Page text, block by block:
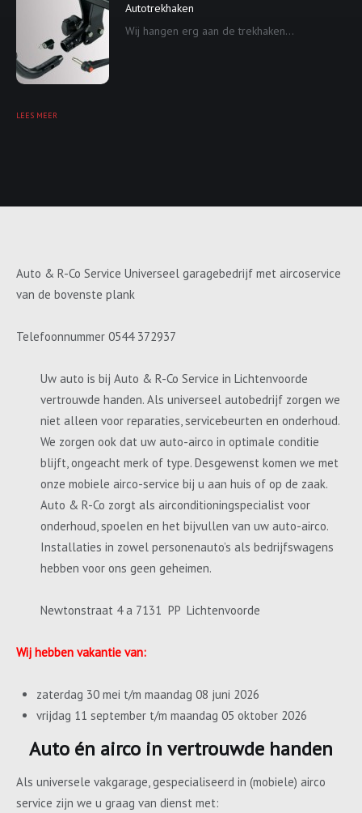
Autotrekhaken
Wij hangen erg aan de trekhaken...
LEES MEER
Auto & R-Co Service Universeel garagebedrijf met aircoservice
van de bovenste plank
Telefoonnummer 0544 372937
Uw auto is bij Auto & R-Co Service in Lichtenvoorde
vertrouwde handen. Als universeel autobedrijf zorgen we
niet alleen voor reparaties, servicebeurten en onderhoud.
We zorgen ook dat uw auto-airco in optimale conditie
blijft, ongeacht merk of type. Desgewenst komen we met
onze mobiele airco-service bij u aan huis of op de zaak.
Auto & R-Co zorgt als airconditioningspecialist voor
onderhoud, spoelen en het bijvullen van uw auto-airco.
Installaties in zowel personenauto’s als bedrijfswagens
hebben voor ons geen geheimen.
Newtonstraat 4 a 7131 PP Lichtenvoorde
Wij hebben vakantie van:
zaterdag 30 mei t/m maandag 08 juni 2026
vrijdag 11 september t/m maandag 05 oktober 2026
Auto én airco in vertrouwde handen
Als universele vakgarage, gespecialiseerd in (mobiele) airco
service zijn we u graag van dienst met: